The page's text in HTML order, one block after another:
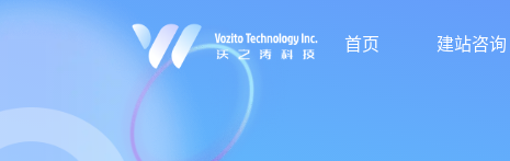
首页 建站咨询